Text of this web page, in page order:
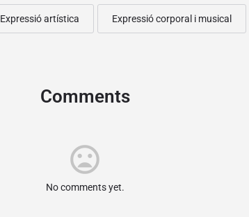
Expressió artística Expressió corporal i musical
Comments
mood_bad
No comments yet.